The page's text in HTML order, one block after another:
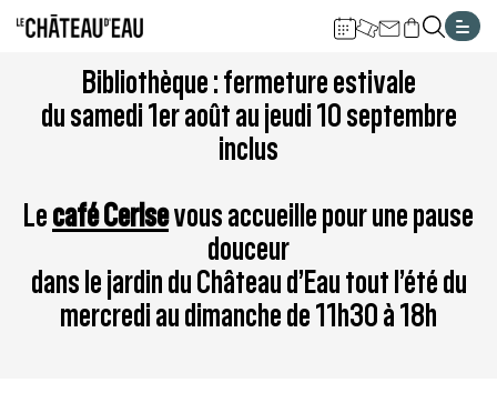
Aller
contenu
Aller
à
la
navigation
à
la
recherche
Aller
au
pied
plan
Bibliothèque : fermeture estivale
du samedi 1er août au jeudi 10 septembre
inclus
Lecafé Cerisevous accueille pour une pause
douceur
dans le jardin du Château d’Eau tout l’été du
mercredi au dimanche de 11h30 à 18h